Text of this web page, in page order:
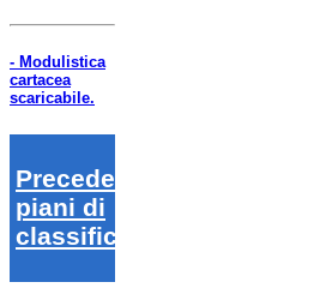
- Modulistica
cartacea
scaricabile.
Precedenti
piani di
classifica